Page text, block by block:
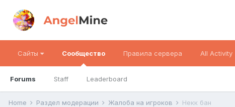
Сайты Сообщество
Forums Staff Leaderboard
Правила сервера All Activity
Home Раздел модерации Жалоба на игроков Некк бан